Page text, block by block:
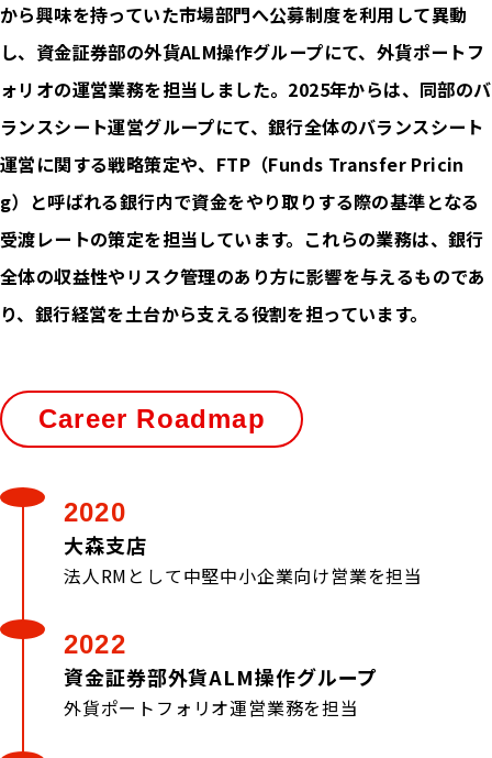
から興味を持っていた市場部門へ公募制度を利用して異動
し、資金証券部の外貨ALM操作グループにて、外貨ポートフ
ォリオの運営業務を担当しました。2025年からは、同部のバ
ランスシート運営グループにて、銀行全体のバランスシート
運営に関する戦略策定や、FTP（Funds Transfer Pricin
g）と呼ばれる銀行内で資金をやり取りする際の基準となる
受渡レートの策定を担当しています。これらの業務は、銀行
全体の収益性やリスク管理のあり方に影響を与えるものであ
り、銀行経営を土台から支える役割を担っています。
Career Roadmap
2020
大森支店
法人RMとして中堅中小企業向け営業を担当
2022
資金証券部外貨ALM操作グループ
外貨ポートフォリオ運営業務を担当